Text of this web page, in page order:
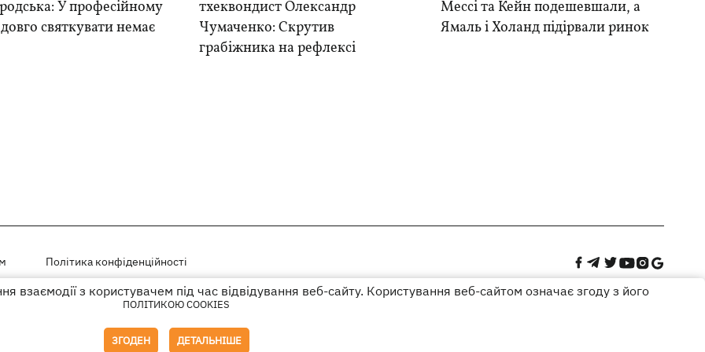
У професійному
святкувати немає
тхеквондист Олександр
Чумаченко: Скрутив
грабіжника на рефлексі
Мессі та Кейн подешевшали, а
Ямаль і Холанд підірвали ринок
Політика конфіденційності
на правах рекламиз користувачем під час відвідування веб-сайту. Користування веб-сайтом означає згоду з його
ПОЛІТИКОЮ COOKIES
ЗГОДЕН ДЕТАЛЬНІШЕ